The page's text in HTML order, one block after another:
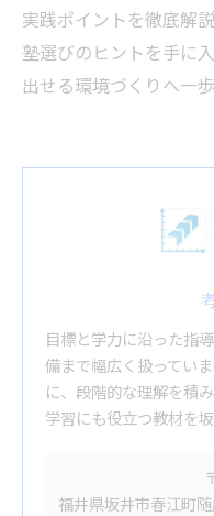
実践ポイントを徹底解
塾選びのヒントを手に
出せる環境づくりへ一
目標と学力に沿った指
備まで幅広く扱ってい
に、段階的な理解を積
学習にも役立つ教材を
福井県坂井市春江町